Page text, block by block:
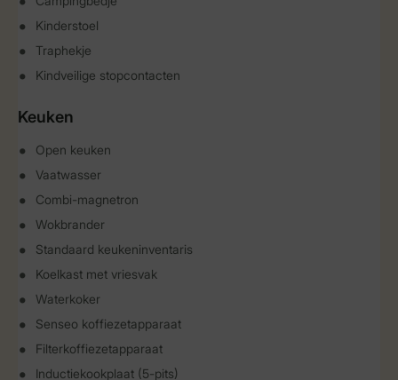
Kinderstoel
Traphekje
Kindveilige stopcontacten
Keuken
Open keuken
Vaatwasser
Combi-magnetron
Wokbrander
Standaard keukeninventaris
Koelkast met vriesvak
Waterkoker
Senseo koffiezetapparaat
Filterkoffiezetapparaat
Inductiekookplaat (5-pits)